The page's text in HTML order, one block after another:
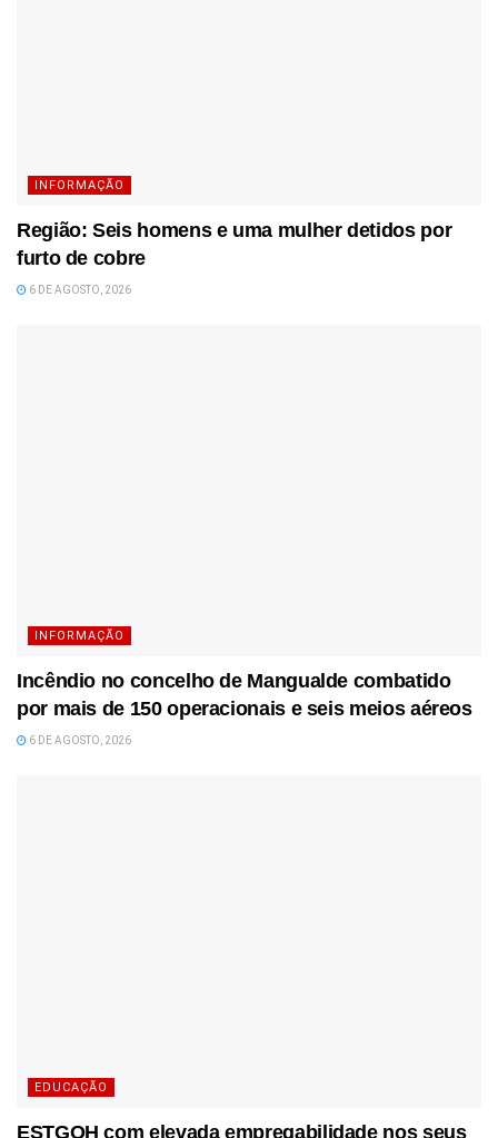
INFORMAÇÃO
Região: Seis homens e uma mulher detidos por
furto de cobre
6 DE AGOSTO, 2026
INFORMAÇÃO
Incêndio no concelho de Mangualde combatido
por mais de 150 operacionais e seis meios aéreos
6 DE AGOSTO, 2026
EDUCAÇÃO
ESTGOH com elevada empregabilidade nos seus